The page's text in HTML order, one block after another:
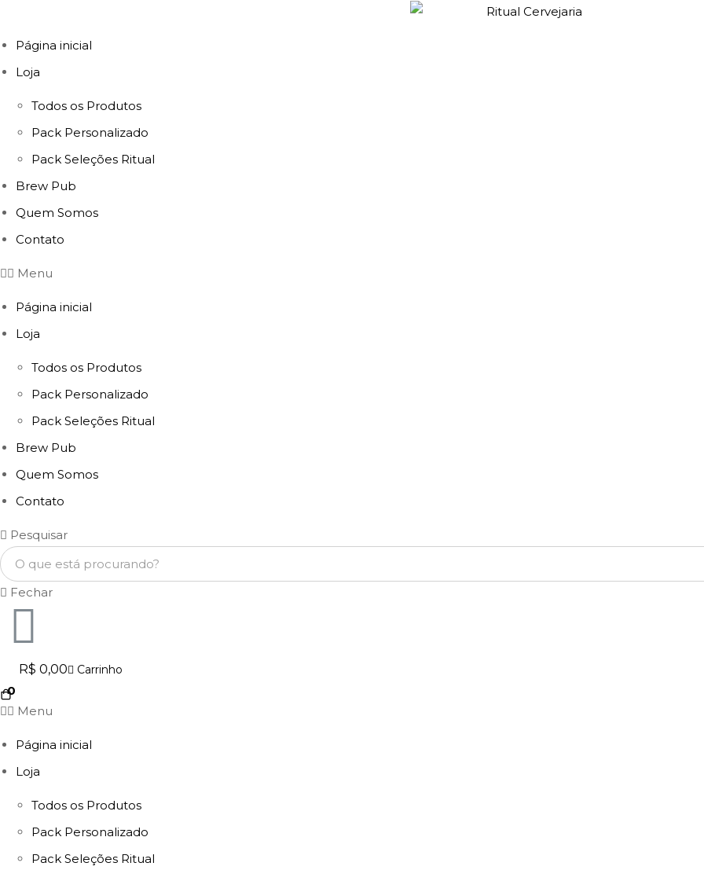
Página inicial
Loja
Todos os Produtos
Pack Personalizado
Pack Seleções Ritual
Brew Pub
Quem Somos
Contato
Menu
Página inicial
Loja
Todos os Produtos
Pack Personalizado
Pack Seleções Ritual
Brew Pub
Quem Somos
Contato
Pesquisar
Fechar
R$ 0,00 Carrinho
0
Menu
Página inicial
Loja
Todos os Produtos
Pack Personalizado
Pack Seleções Ritual